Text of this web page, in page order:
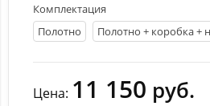
Комплектация
Полотно
Полотно + коробка +
Цена: 11 150 руб.